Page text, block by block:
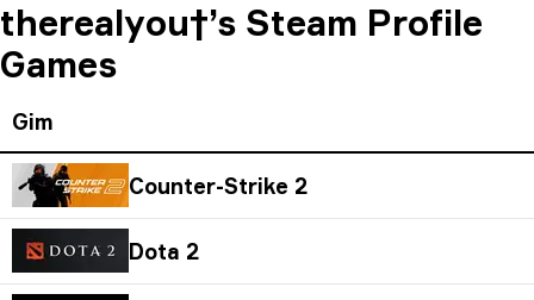
therealyou†’s Steam Profile
Games
Gim
Counter-Strike 2
Dota 2